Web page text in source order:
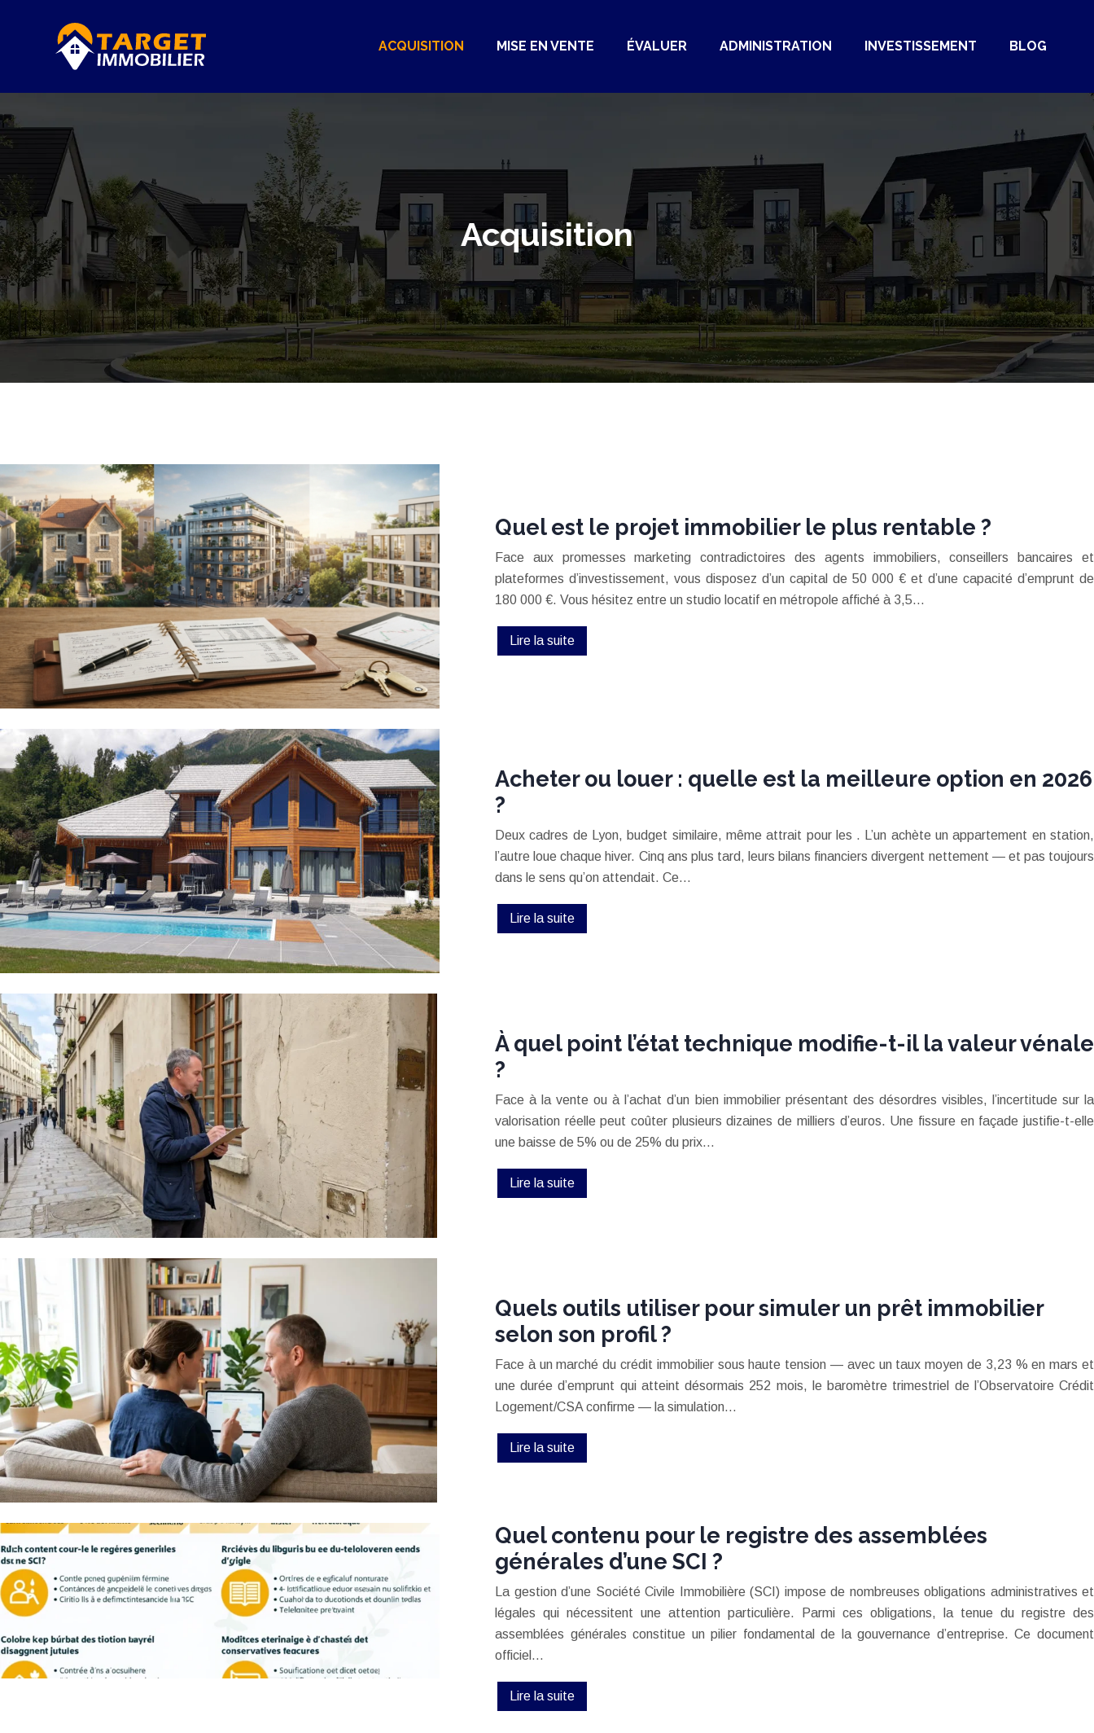
ACQUISITION MISE EN VENTE ÉVALUER ADMINISTRATION INVESTISSEMENT BLOG
Acquisition
Quel est le projet immobilier le plus rentable ?
Face aux promesses marketing contradictoires des agents immobiliers, conseillers bancaires et
plateformes d’investissement, vous disposez d’un capital de 50 000 € et d’une capacité d’emprunt de
180 000 €. Vous hésitez entre un studio locatif en métropole affiché à 3,5…
Lire la suite
Acheter ou louer : quelle est la meilleure option en 2026
?
Deux cadres de Lyon, budget similaire, même attrait pour les . L’un achète un appartement en station,
l’autre loue chaque hiver. Cinq ans plus tard, leurs bilans financiers divergent nettement — et pas toujours
dans le sens qu’on attendait. Ce…
Lire la suite
À quel point l’état technique modifie-t-il la valeur vénale
?
Face à la vente ou à l’achat d’un bien immobilier présentant des désordres visibles, l’incertitude sur la
valorisation réelle peut coûter plusieurs dizaines de milliers d’euros. Une fissure en façade justifie-t-elle
une baisse de 5% ou de 25% du prix…
Lire la suite
Quels outils utiliser pour simuler un prêt immobilier
selon son profil ?
Face à un marché du crédit immobilier sous haute tension — avec un taux moyen de 3,23 % en mars et
une durée d’emprunt qui atteint désormais 252 mois, le baromètre trimestriel de l’Observatoire Crédit
Logement/CSA confirme — la simulation…
Lire la suite
Quel contenu pour le registre des assemblées
générales d’une SCI ?
La gestion d’une Société Civile Immobilière (SCI) impose de nombreuses obligations administratives et
légales qui nécessitent une attention particulière. Parmi ces obligations, la tenue du registre des
assemblées générales constitue un pilier fondamental de la gouvernance d’entreprise. Ce document
officiel…
Lire la suite